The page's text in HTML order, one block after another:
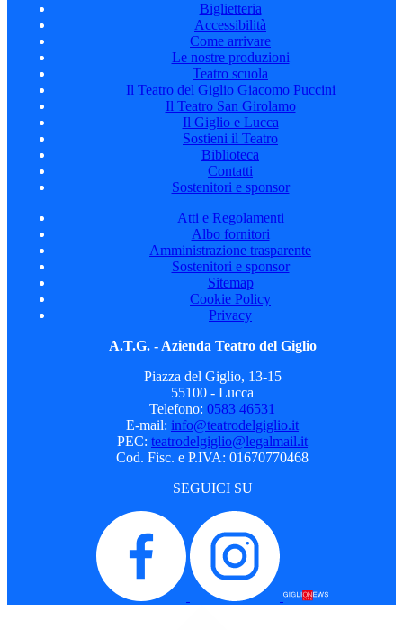
Biglietteria
Accessibilità
Come arrivare
Le nostre produzioni
Teatro scuola
Il Teatro del Giglio Giacomo Puccini
Il Teatro San Girolamo
Il Giglio e Lucca
Sostieni il Teatro
Biblioteca
Contatti
Sostenitori e sponsor
Atti e Regolamenti
Albo fornitori
Amministrazione trasparente
Sostenitori e sponsor
Sitemap
Cookie Policy
Privacy
A.T.G. - Azienda Teatro del Giglio
Piazza del Giglio, 13-15
55100 - Lucca
Telefono: 0583 46531
E-mail: info@teatrodelgiglio.it
PEC: teatrodelgiglio@legalmail.it
Cod. Fisc. e P.IVA: 01670770468
SEGUICI SU